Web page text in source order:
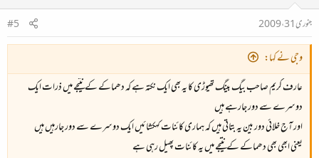
جنوری 31، 2009
#5
وجی نے کہا:
عارف کریم صاحب بیگ بینگ تھیوڑی کا یہ بھی ایک نکتہ ہے کہ دھماکے کے نتیجے میں ذرات ایک
دوسرے سے دور جارہے ہیں
اور آج خلائی دور بین یہ بتاتی ہیں کہ ہماری کائنات کہکشائیں ایک دوسرے سے دور جارہیں ہیں
یعنی ابھی بھی دھماکے کے نتیجے میں یہ کائنات پھیل رہی ہے